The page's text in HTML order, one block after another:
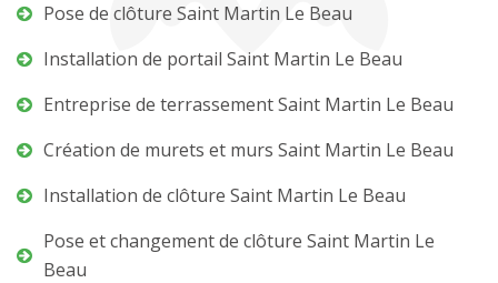
Pose de clôture Saint Martin Le Beau
Installation de portail Saint Martin Le Beau
Entreprise de terrassement Saint Martin Le Beau
Création de murets et murs Saint Martin Le Beau
Installation de clôture Saint Martin Le Beau
Pose et changement de clôture Saint Martin Le
Beau